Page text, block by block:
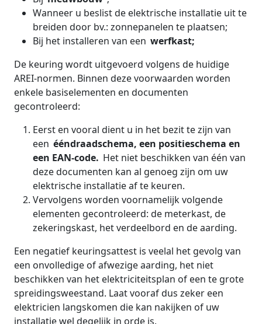
Wanneer u beslist de elektrische installatie uit te
breiden door bv.: zonnepanelen te plaatsen;
Bij het installeren van een werfkast;
De keuring wordt uitgevoerd volgens de huidige
AREI-normen. Binnen deze voorwaarden worden
enkele basiselementen en documenten
gecontroleerd:
Eerst en vooral dient u in het bezit te zijn van
een ééndraadschema, een positieschema en
een EAN-code. Het niet beschikken van één van
deze documenten kan al genoeg zijn om uw
elektrische installatie af te keuren.
Vervolgens worden voornamelijk volgende
elementen gecontroleerd: de meterkast, de
zekeringskast, het verdeelbord en de aarding.
Een negatief keuringsattest is veelal het gevolg van
een onvolledige of afwezige aarding, het niet
beschikken van het elektriciteitsplan of een te grote
spreidingsweestand. Laat vooraf dus zeker een
elektricien langskomen die kan nakijken of uw
installatie wel degelijk in orde is.